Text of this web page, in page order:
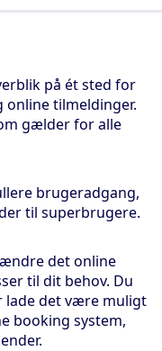
på ét sted for
online tilmeldinger.
gælder for alle
brugeradgang,
til superbrugere.
det online
til dit behov. Du
lade det være muligt
booking system,